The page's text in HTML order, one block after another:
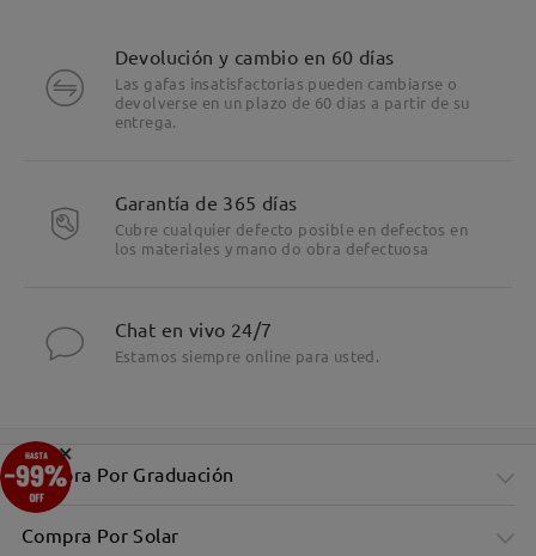
Devolución y cambio en 60 días
Las gafas insatisfactorias pueden cambiarse o
devolverse en un plazo de 60 días a partir de su
entrega.
Garantía de 365 días
Cubre cualquier defecto posible en defectos en
los materiales y mano do obra defectuosa
Chat en vivo 24/7
Estamos siempre online para usted.
Compra Por Graduación
Compra Por Solar
×